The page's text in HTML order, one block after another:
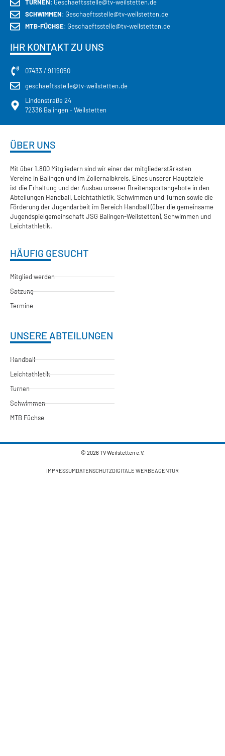
TURNEN: Geschaeftsstelle@tv-weilstetten.de
SCHWIMMEN: Geschaeftsstelle@tv-weilstetten.de
MTB-FÜCHSE: Geschaeftsstelle@tv-weilstetten.de
IHR KONTAKT ZU UNS
07433 / 9119050
geschaeftsstelle@tv-weilstetten.de
Lindenstraße 24
72336 Balingen - Weilstetten
ÜBER UNS
Mit über 1.800 Mitgliedern sind wir einer der mitgliederstärksten
Vereine in Balingen und im Zollernalbkreis. Eines unserer Hauptziele
ist die Erhaltung und der Ausbau unserer Breitensportangebote in den
Abteilungen Handball, Leichtathletik, Schwimmen und Turnen sowie die
Förderung der Jugendarbeit im Bereich Handball (über die gemeinsame
Jugendspielgemeinschaft JSG Balingen-Weilstetten), Schwimmen und
Leichtathletik.
HÄUFIG GESUCHT
Mitglied werden
Satzung
Termine
UNSERE ABTEILUNGEN
Handball
Leichtathletik
Turnen
Schwimmen
MTB Füchse
© 2026 TV Weilstetten e.V.
IMPRESSUMDATENSCHUTZDIGITALE WERBEAGENTUR